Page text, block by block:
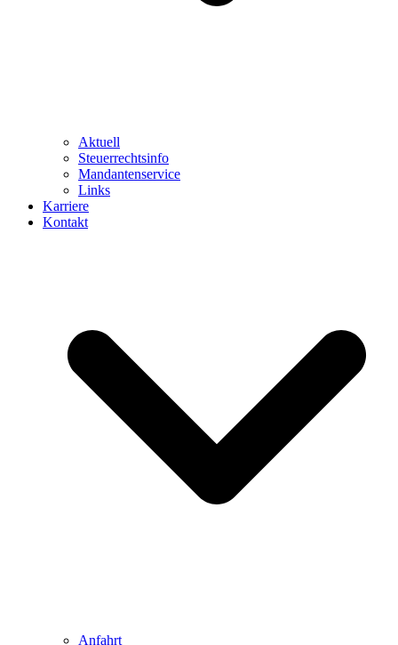
Aktuell
Steuerrechtsinfo
Mandantenservice
Links
Karriere
Kontakt
Anfahrt